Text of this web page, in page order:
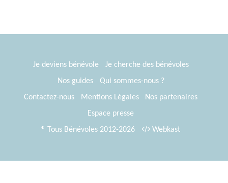
Je deviens bénévole
Je cherche des bénévoles
Nos guides
Qui sommes-nous ?
Contactez-nous
Mentions Légales
Nos partenaires
Espace presse
® Tous Bénévoles 2012-2026
Webkast